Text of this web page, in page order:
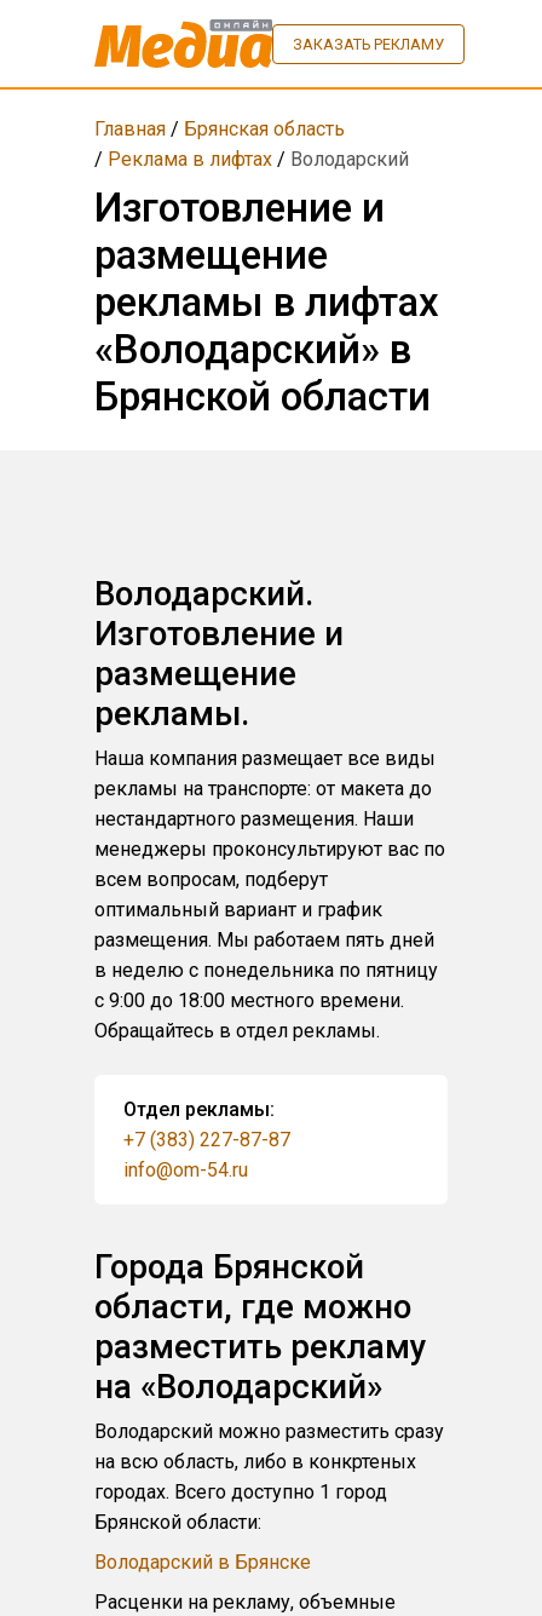
ЗАКАЗАТЬ РЕКЛАМУ
Главная/ Брянская область
/ Реклама в лифтах/ Володарский
Изготовление и
размещение
рекламы в лифтах
«Володарский» в
Брянской области
Володарский.
Изготовление и
размещение
рекламы.
Наша компания размещает все виды
рекламы на транспорте: от макета до
нестандартного размещения. Наши
менеджеры проконсультируют вас по
всем вопросам, подберут
оптимальный вариант и график
размещения. Мы работаем пять дней
в неделю с понедельника по пятницу
с 9:00 до 18:00 местного времени.
Обращайтесь в отдел рекламы.
Отдел рекламы:
+7 (383) 227-87-87
info@om-54.ru
Города Брянской
области, где можно
разместить рекламу
на «Володарский»
Володарский можно разместить сразу
на всю область, либо в конкртеных
городах. Всего доступно 1 город
Брянской области:
Володарский в Брянске
Расценки на рекламу, объемные